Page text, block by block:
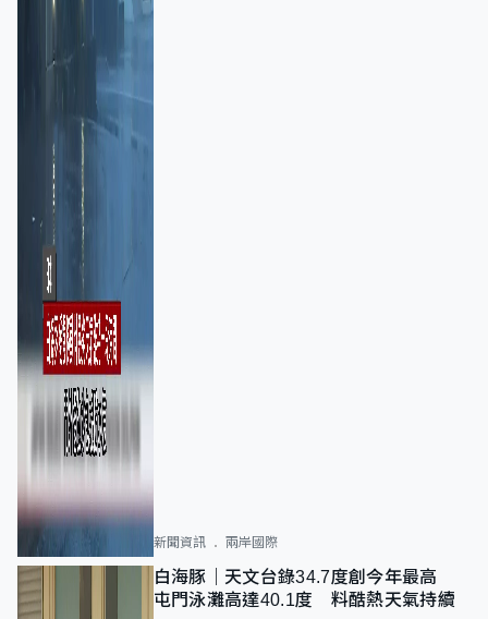
新聞資訊 兩岸國際
白海豚｜天文台錄34.7度創今年最高
屯門泳灘高達40.1度 料酷熱天氣持續